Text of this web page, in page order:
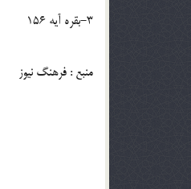
3-بقره آیه 156
منبع : فرهنگ نیوز